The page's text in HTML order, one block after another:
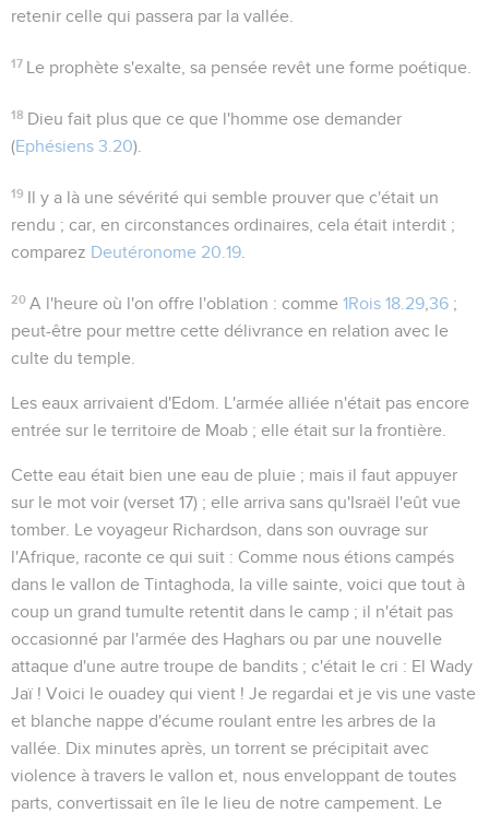
retenir celle qui passera par la vallée.
17 Le prophète s'exalte, sa pensée revêt une forme poétique.
18 Dieu fait plus que ce que l'homme ose demander
(Ephésiens 3.20).
19 Il y a là une sévérité qui semble prouver que c'était un
rendu ; car, en circonstances ordinaires, cela était interdit ;
comparez Deutéronome 20.19
20 A l'heure où l'on offre l'oblation : comme1Rois 18.29 ,36 ;
peut-être pour mettre cette délivrance en relation avec le
culte du temple.
Les eaux arrivaient d'Edom . L'armée alliée n'était pas encore
entrée sur le territoire de Moab ; elle était sur la frontière.
Cette eau était bien une eau de pluie ; mais il faut appuyer
sur le mot voir (verset 17) ; elle arriva sans qu'Israël l'eût vue
tomber. Le voyageur Richardson, dans son ouvrage sur
l'Afrique, raconte ce qui suit : Comme nous étions campés
dans le vallon de Tintaghoda, la ville sainte, voici que tout à
coup un grand tumulte retentit dans le camp ; il n'était pas
occasionné par l'armée des Haghars ou par une nouvelle
attaque d'une autre troupe de bandits ; c'était le cri : El Wady
Jaï ! Voici le ouadey qui vient ! Je regardai et je vis une vaste
et blanche nappe d'écume roulant entre les arbres de la
vallée. Dix minutes après, un torrent se précipitait avec
violence à travers le vallon et, nous enveloppant de toutes
parts, convertissait en île le lieu de notre campement. Le